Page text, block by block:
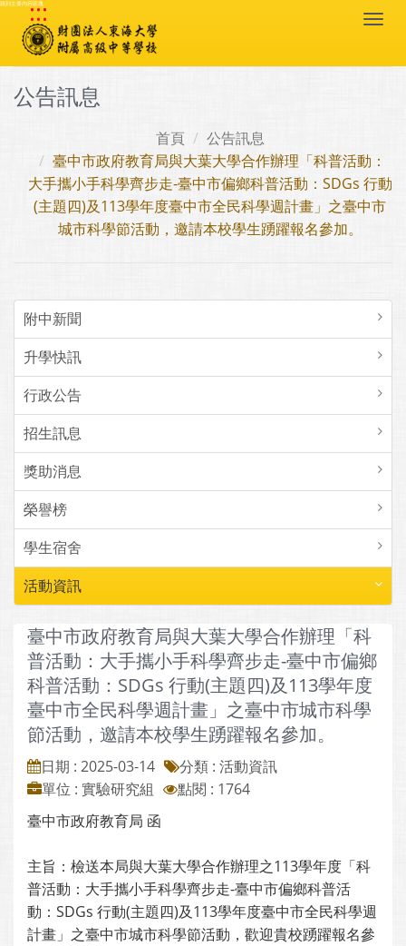
跳到主要內容區塊
:::
公告訊息
首頁
公告訊息
臺中市政府教育局與大葉大學合作辦理「科普活動：
大手攜小手科學齊步走-臺中市偏鄉科普活動：SDGs 行動
(主題四)及113學年度臺中市全民科學週計畫」之臺中市
城市科學節活動，邀請本校學生踴躍報名參加。
附中新聞
升學快訊
行政公告
招生訊息
獎助消息
榮譽榜
學生宿舍
活動資訊
臺中市政府教育局與大葉大學合作辦理「科
普活動：大手攜小手科學齊步走-臺中市偏鄉
科普活動：SDGs 行動(主題四)及113學年度
臺中市全民科學週計畫」之臺中市城市科學
節活動，邀請本校學生踴躍報名參加。
日期 : 2025-03-14
分類 : 活動資訊
單位 : 實驗研究組
點閱 : 1764
臺中市政府教育局 函
主旨：檢送本局與大葉大學合作辦理之113學年度「科
普活動：大手攜小手科學齊步走-臺中市偏鄉科普活
動：SDGs 行動(主題四)及113學年度臺中市全民科學週
計畫」之臺中市城市科學節活動，歡迎貴校踴躍報名參